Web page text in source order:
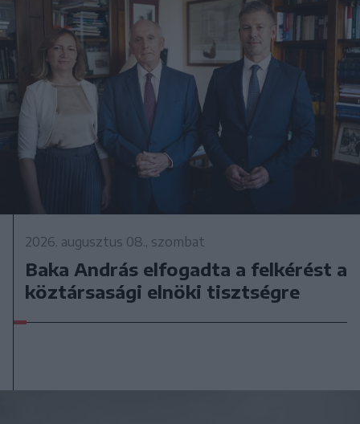
2026. augusztus 08., szombat
Baka András elfogadta a felkérést a
köztársasági elnöki tisztségre